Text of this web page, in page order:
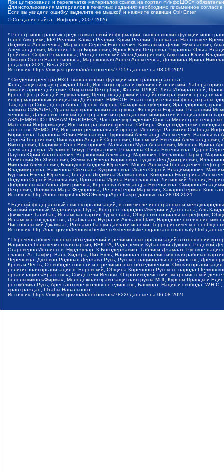
При цитировании и перепечатке материалов ссылка на портал «ИнфоШОС»
Для использования материалов в печатных изданиях необходимо письменное
Если вы увидели ошибку, выделите ее мышкой и нажмите клавиши Ctrl+Enter
©Создание сайта - Инфорос, 2007-2026
* Реестр иностранных средств массовой информации, выполняющих функции
Голос Америки, Idel.Реалии, Кавказ.Реалии, Крым.Реалии, Телеканал Настоящее
Людмила Алексеевна, Маркелов Сергей Евгеньевич, Камалягин Денис Николаевич,
Александрович, Маняхин Петр Борисович, Ярош Юлия Петровна, Чуракова Ольга
Гройсман Софья Романовна, Рождественский Илья Дмитриевич, Апухтина Юлия
Шмагун Олеся Валентиновна, Мароховская Алеся Алексеевна, Долинина Ирина
редактор 2021, Вега 2021
Источник: https://minjust.gov.ru/ru/documents/7755/ данные на 03.09.2021
* Сведения реестра НКО, выполняющих функции иностранного агента:
Фонд защиты прав граждан Штаб, Институт права и публичной политики,
Гуманитарное действие, Открытый Петербург, Феникс ПЛЮС, Лига Избирателей,
Крест, Центр Хасдей Ерушалаим, Центр поддержки и содействия развитию средств
информационных инициатив Действие, ВМЕСТЕ, Благотворительный фонд охраны
Так, центр Сова, центр Анна, Проект Апрель, Самарская губерния, Эра здоровья,
защиты СИБАЛЬТ, Уральская правозащитная группа, Женщины Евразии, Рязанский
человека, Дальневосточный центр развития гражданских инициатив и социального
АКАДЕМИЯ ПО ПРАВАМ ЧЕЛОВЕКА, Частное учреждение Совета Министров северных
Массовой Информации, Институт развития прессы - Сибирь, Фонд поддержки
агентство МЕМО. РУ, Институт региональной прессы, Институт Развития Свободы
Борисовна, Таранова Юлия Николаевна, Туровский Александр Алексеевич,
Сергей Георгиевич, Пивоваров Андрей Сергеевич, Писемский Евгений
Викторович, Шарипков Олег Викторович, Мальсагов Муса Асланович, Мошель Ирина
Александровна, Исламов Тимур Рифгатович, Романова Ольга Евгеньевна, Щаров
Паутов Юрий Анатольевич, Верховский Александр Маркович, Пислакова-Паркер
Рачинский Ян Збигневич, Жемкова Елена Борисовна, Гудков Лев Дмитриевич,
Николай Алексеевич, Блинушов Андрей Юрьевич, Мосин Алексей Геннадьевич,
Владимировна, Баженова Светлана Куприяновна, Исаев Сергей Владимирович,
Буртина Елена Юрьевна, Гендель Людмила Залмановна, Кокорина Екатерина
Подузов Сергей Васильевич, Протасова Ирина Вячеславовна, Литинский Леонид
Добровольская Анна Дмитриевна, Королева Александра Евгеньевна, Смирнов
Петрович, Полякова Мара Федоровна, Резник Генри Маркович, Захаров Герман
Источник: http://unro.minjust.ru/NKOForeignAgent.aspx данные на 28.08.2021
* Единый федеральный список организаций, в том числе иностранных и
Высший военный Маджлисуль Шура, Конгресс народов Ичкерии и Дагестана, Аль-
Движение Талибан, Исламская партия Туркестана, Общество социальных реформ,
Исламское государство, Джабха аль-Нусра ли-Ахль аш-Шам, Народное ополчение
Чистопольский Джамаат, Рохнамо ба суи давлати исломи, Террористическое
Источник: http://nac.gov.ru/terroristicheskie-i-ekstremistskie-organizacii-i-materialy.html
* Перечень общественных объединений и религиозных организаций в отношении
Национал-большевистская партия, ВЕК РА, Рада земли Кубанской Духовно Родовой
Староверов-Инглингов, Нурджулар, К Богодержавию, Таблиги Джамаат, Русское
славян, Ат-Такфир Валь-Хиджра, Пит Буль, Национал-социалистическая рабочая
Череповца, Духовно-Родовая Держава Русь, Русское национальное единство,
Кровь и Честь, О свободе совести и о религиозных объединениях, Омская
религиозная организация п. Боровский, Община Коренного Русского народа
организация «Братство», Свидетели Иеговы, О противодействии экстремистской
болельщиков «Фирма», Молодежная правозащитная группа МПГ, Курсом Правды и
республика Русь, Арестантское уголовное единство, Башкорт, Нация и свобода,
прав граждан, Штабы Навального
Источник: https://minjust.gov.ru/ru/documents/7822/ данные на 06.08.2021